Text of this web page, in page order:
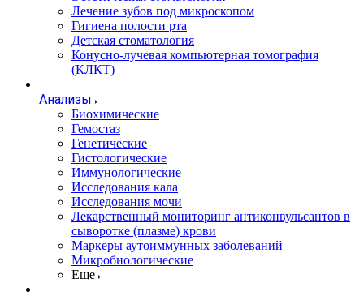
Лечение зубов под микроскопом
Гигиена полости рта
Детская стоматология
Конусно-лучевая компьютерная томография
(КЛКТ)
Анализы
Биохимические
Гемостаз
Генетические
Гистологические
Иммунологические
Исследования кала
Исследования мочи
Лекарственный мониторинг антиконвульсантов в
сыворотке (плазме) крови
Маркеры аутоиммунных заболеваний
Микробиологические
Еще